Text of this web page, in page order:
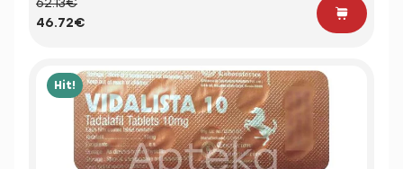
46.72€
Hit!